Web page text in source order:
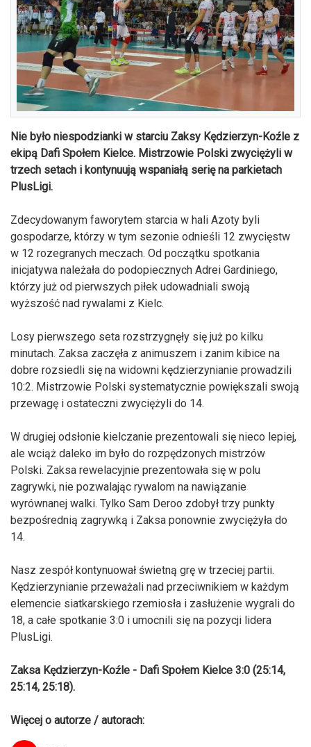
Nie było niespodzianki w starciu Zaksy Kędzierzyn-Koźle z
ekipą Dafi Społem Kielce. Mistrzowie Polski zwyciężyli w
trzech setach i kontynuują wspaniałą serię na parkietach
PlusLigi.
Zdecydowanym faworytem starcia w hali Azoty byli
gospodarze, którzy w tym sezonie odnieśli 12 zwycięstw
w 12 rozegranych meczach. Od początku spotkania
inicjatywa należała do podopiecznych Adrei Gardiniego,
którzy już od pierwszych piłek udowadniali swoją
wyższość nad rywalami z Kielc.
Losy pierwszego seta rozstrzygnęły się już po kilku
minutach. Zaksa zaczęła z animuszem i zanim kibice na
dobre rozsiedli się na widowni kędzierzynianie prowadzili
10:2. Mistrzowie Polski systematycznie powiększali swoją
przewagę i ostateczni zwyciężyli do 14.
W drugiej odsłonie kielczanie prezentowali się nieco lepiej,
ale wciąż daleko im było do rozpędzonych mistrzów
Polski. Zaksa rewelacyjnie prezentowała się w polu
zagrywki, nie pozwalając rywalom na nawiązanie
wyrównanej walki. Tylko Sam Deroo zdobył trzy punkty
bezpośrednią zagrywką i Zaksa ponownie zwyciężyła do
14.
Nasz zespół kontynuował świetną grę w trzeciej partii.
Kędzierzynianie przeważali nad przeciwnikiem w każdym
elemencie siatkarskiego rzemiosła i zasłużenie wygrali do
18, a całe spotkanie 3:0 i umocnili się na pozycji lidera
PlusLigi.
Zaksa Kędzierzyn-Koźle - Dafi Społem Kielce 3:0 (25:14,
25:14, 25:18).
Więcej o autorze / autorach: